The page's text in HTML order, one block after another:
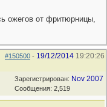
ожегов от фритюрницы,
#150500 - 19/12/2014 19:20:26
Зарегистрирован: Nov 2007
Сообщения: 2,519